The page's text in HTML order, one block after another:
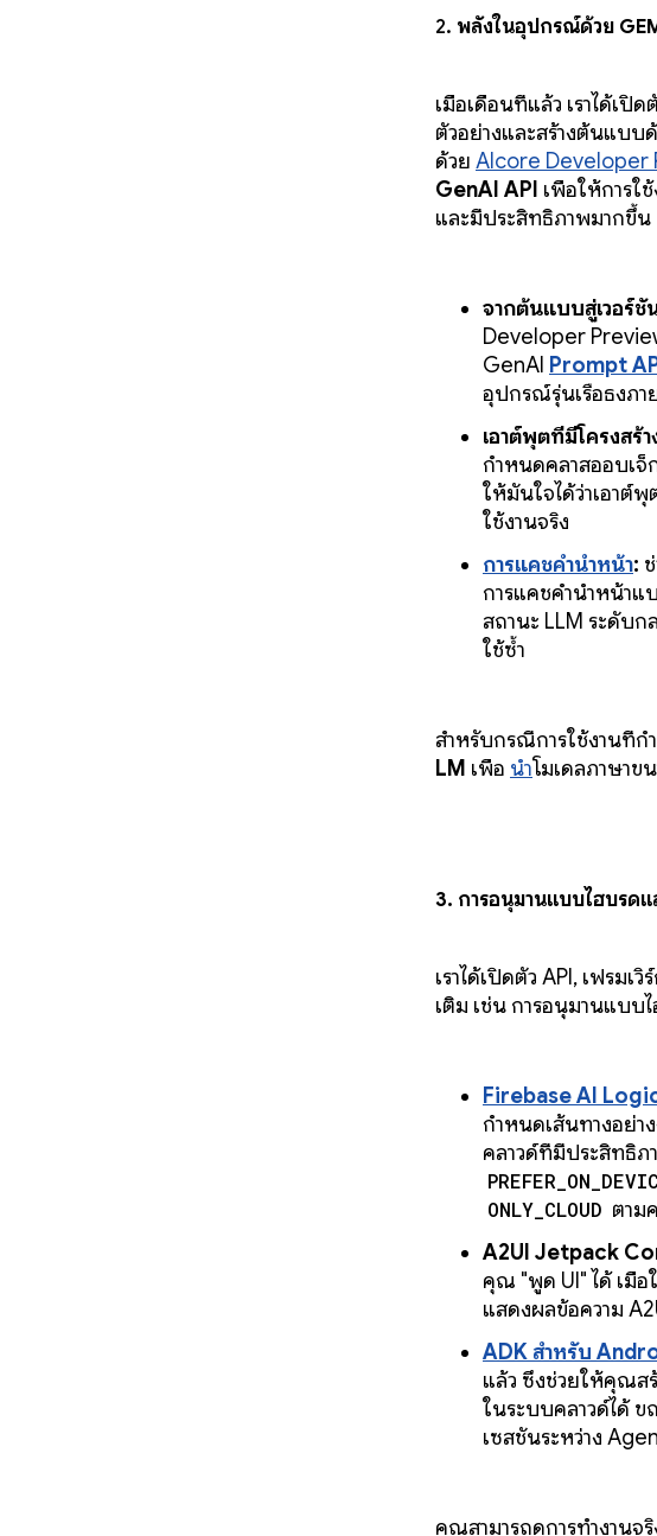
2. พลังในอุปกรณ์ด้วย
เมื่อเดือนที่แล้ว เราได้เปิด
ตัวอย่างและสร้างต้นแบบ
ด้วย AIcore Developer
GenAI API เพื่อให้การใ
และมีประสิทธิภาพมากขึ้น
จากต้นแบบสู่เวอร์ชั
Developer
GenAI Prompt
อุปกรณ์รุ่นเรือธงภ
เอาต์พุตที่มีโครงสร้า
กำหนดคลาสออบเจ็
ให้มั่นใจได้ว่าเอาต์
ใช้งานจริง
การแคชคำนำหน้า:
การแคชคำนำหน้าแ
สถานะ LLM ระดับ
ใช้ซ้ำ
สำหรับกรณีการใช้งานที่ก
LM เพื่อ นำโมเดลภาษาข
3. การอนุมานแบบไฮบริ
เราได้เปิดตัว API, เฟรม
เติม เช่น การอนุมานแบบ
Firebase AI
กำหนดเส้นทางอย่า
คลาวด์ที่มีประสิทธิภ
ONLY_CLOUD ตาม
A2UI Jetpack
คุณ "พูด UI" ได้ เมื่
แสดงผลข้อความ
ADK สำหรับ
แล้ว ซึ่งช่วยให้คุณส
ในระบบคลาวด์ได้
เซสชันระหว่าง
คุณสามารถดูการทำงานจ